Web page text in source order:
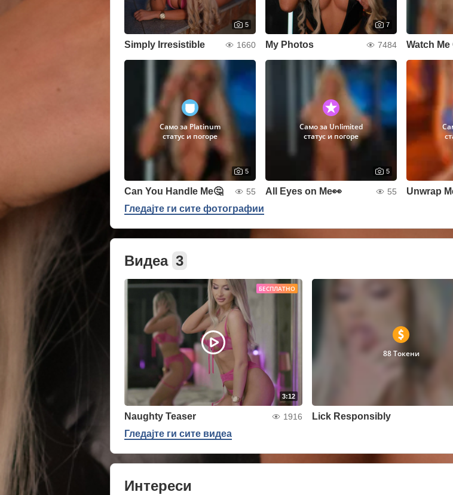
5
Simply Irresistible 1660
7
My Photos 7484 Watch Me
Само за Platinum
статус и погоре
5
Can You Handle Me🤔 55
Само за Unlimited
статус и погоре
5
All Eyes on Me👀 55 Unwrap
Гледајте ги сите фотографии
Видеа 3
БЕСПЛАТНО
3:12
Naughty Teaser 1916
88 Токени
Lick Responsibly
Гледајте ги сите видеа
Интереси